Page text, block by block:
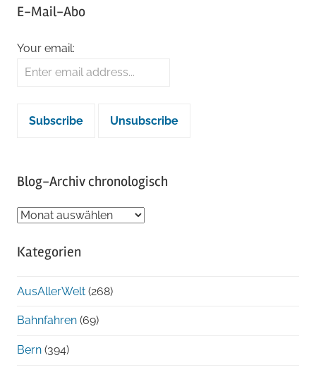
E-Mail-Abo
Your email:
Blog-Archiv chronologisch
Blog-
chronologisch
Kategorien
AusAllerWelt (268)
Bahnfahren (69)
Bern (394)